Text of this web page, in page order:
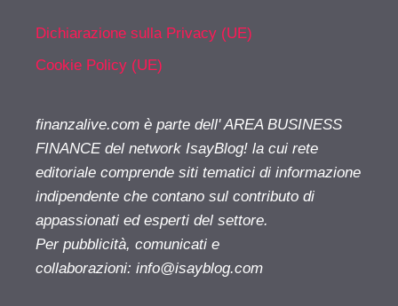
Dichiarazione sulla Privacy (UE)
Cookie Policy (UE)
finanzalive.com è parte dell' AREA BUSINESS
FINANCE del network IsayBlog! la cui rete
editoriale comprende siti tematici di informazione
indipendente che contano sul contributo di
appassionati ed esperti del settore.
Per pubblicità, comunicati e
collaborazioni: info@isayblog.com